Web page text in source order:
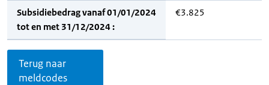
Subsidiebedrag vanaf 01/01/2024
tot en met 31/12/2024 :
€3.825
Terug naar
meldcodes